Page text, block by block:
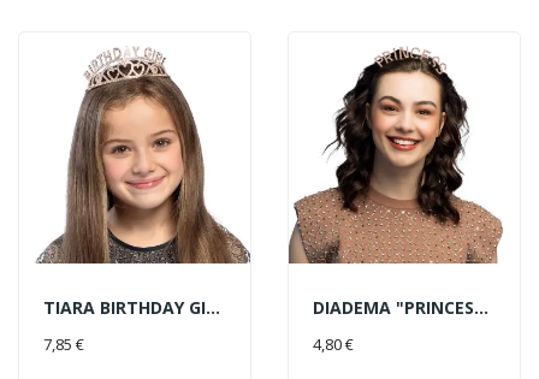
TIARA BIRTHDAY GIRL STRASS
7,85 €
DIADEMA "PRINCESS" METAL
4,80 €